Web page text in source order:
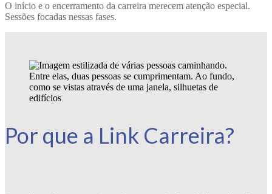
O início e o encerramento da carreira merecem atenção especial.
Sessões focadas nessas fases.
Por que a Link Carreira?